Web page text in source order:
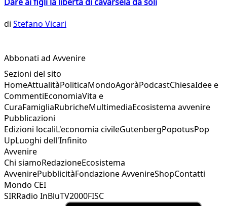
di Stefano Vicari
Abbonati ad Avvenire
Sezioni del sito
HomeAttualitàPoliticaMondoAgoràPodcastChiesaIdee e
CommentiEconomiaVita e
CuraFamigliaRubricheMultimediaEcosistema avvenire
Pubblicazioni
Edizioni localiL'economia civileGutenbergPopotusPop
UpLuoghi dell'Infinito
Avvenire
Chi siamoRedazioneEcosistema
AvvenirePubblicitàFondazione AvvenireShopContatti
Mondo CEI
SIRRadio InBluTV2000FISC